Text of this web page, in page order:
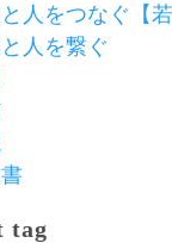
人をつなぐ【
人を繋ぐ
tag